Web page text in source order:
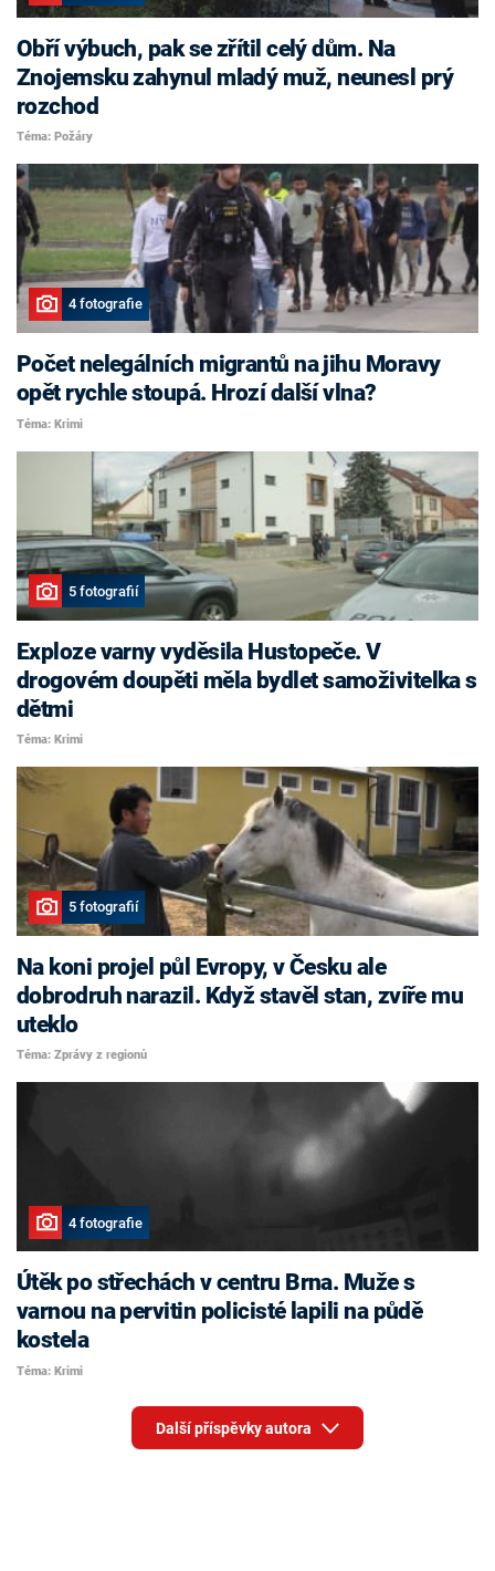
Obří výbuch, pak se zřítil celý dům. Na
Znojemsku zahynul mladý muž, neunesl prý
rozchod
Téma: Požáry
4 fotografie
Počet nelegálních migrantů na jihu Moravy
opět rychle stoupá. Hrozí další vlna?
Téma: Krimi
5 fotografií
Exploze varny vyděsila Hustopeče. V
drogovém doupěti měla bydlet samoživitelka s
dětmi
Téma: Krimi
5 fotografií
Na koni projel půl Evropy, v Česku ale
dobrodruh narazil. Když stavěl stan, zvíře mu
uteklo
Téma: Zprávy z regionů
4 fotografie
Útěk po střechách v centru Brna. Muže s
varnou na pervitin policisté lapili na půdě
kostela
Téma: Krimi
Další příspěvky autora